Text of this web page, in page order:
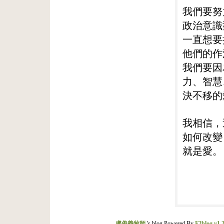
我們要
政治意
一直想
他們的
我們要
力、智
決不移
我相信
如何改
就是愛。